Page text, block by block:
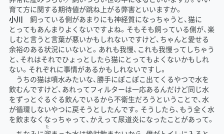
育て方に関する期待値が跳ね上がる弊害といいますか。
小川 飼っている側があまりにも神経質になっちゃうと、猫に
とってもあんまりよくないですよね。そもそも飼っている側が、楽
しむと言うと言葉が悪いかもしれないですけど、ちゃんと愛せる
余裕のある状況にいないと。あれも我慢、これも我慢ってしちゃう
と、それはそれでひょっとしたら猫にとってもよくないかもしれ
ない。それぞれに事情があるかもしれないですし。
うちの猫は噴水みたいな、勝手にぽこぽこ出てくるやつで水を
飲むんですけど、あれってフィルターは一応あるんだけど同じ水
をずっとぐるぐる飲んでいるから不衛生だろうということで、水
が循環しないやつに戻そうとしたんです。そうしたら、もう全く水
を飲まなくなっちゃって、かえって尿道炎になったことがあって。
た